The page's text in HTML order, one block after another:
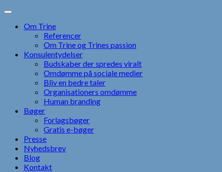
Skip
contentOm Trine
Referencer
Om Trine og Trines passion
Konsulentydelser
Budskaber der spredes viralt
Omdømme på sociale medier
Bliv en bedre taler
Organisationers omdømme
Human branding
Bøger
Forlagsbøger
Gratis e-bøger
Presse
Nyhedsbrev
Blog
Kontakt